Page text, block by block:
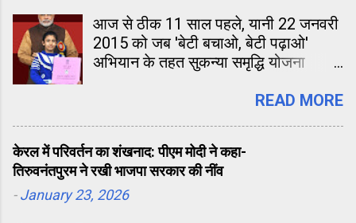
आत्मविश्वास तीनों खोती जा रही है।
आज से ठीक 11 साल पहले, यानी 22 जनवरी
2015 को जब 'बेटी बचाओ, बेटी पढ़ाओ'
अभियान के तहत सुकन्या समृद्धि योजना
नहीं था कि यह योजना देश के करोड़ों घरों की
योजना अपनी 11वीं वर्षगांठ मना रही है, तो
आंकड़े इसकी सफलता की गवाही खुद दे रहे
हैं।
READ MORE
केरल में परिवर्तन का शंखनाद: पीएम मोदी ने कहा-
तिरुवनंतपुरम ने रखी भाजपा सरकार की नींव
-January 23, 2026